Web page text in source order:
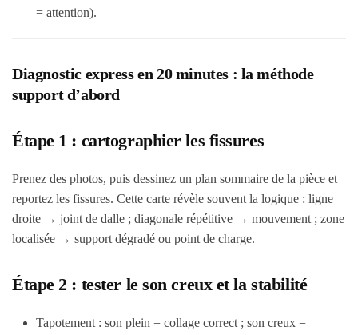
= attention).
Diagnostic express en 20 minutes : la méthode
support d’abord
Étape 1 : cartographier les fissures
Prenez des photos, puis dessinez un plan sommaire de la pièce et
reportez les fissures. Cette carte révèle souvent la logique : ligne
droite → joint de dalle ; diagonale répétitive → mouvement ; zone
localisée → support dégradé ou point de charge.
Étape 2 : tester le son creux et la stabilité
Tapotement : son plein = collage correct ; son creux =